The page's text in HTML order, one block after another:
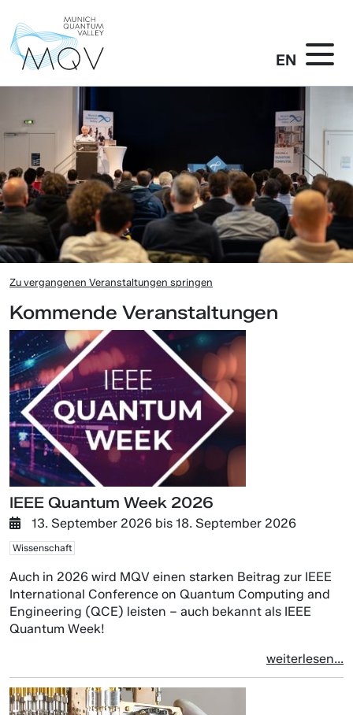
EN
Zu vergangenen Veranstaltungen springen
Kommende Veranstaltungen
IEEE Quantum Week 2026
13. September 2026 bis 18. September 2026
Wissenschaft
Auch in 2026 wird MQV einen starken Beitrag zur IEEE
International Conference on Quantum Computing and
Engineering (QCE) leisten – auch bekannt als IEEE
Quantum Week!
weiterlesen...